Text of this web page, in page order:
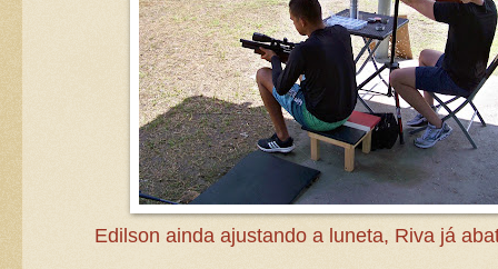
Edilson ainda ajustando a luneta, Riva já